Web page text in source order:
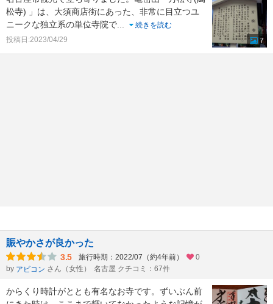
松寺) 」は、大須商店街にあった、非常に目立つユ
ニークな独立系の単位寺院で
続きを読む
投稿日:2023/04/29
7
賑やかさが良かった
3.5 旅行時期：2022/07（約4年前）
0
by アビコン さん（女性） 名古屋 クチコミ：67件
からくり時計がととも有名なお寺です。ずいぶん前